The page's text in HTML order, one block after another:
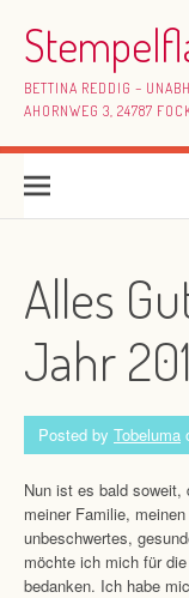
BETTINA REDDIG –
AHORNWEG 3, 24787
Alles
Jahr
Posted by Tobeluma
Nun ist es bald soweit,
meiner Familie,
unbeschwertes,
möchte ich mich für
bedanken. Ich habe